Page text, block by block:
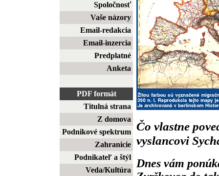
Spoločnosť
Vaše názory
Email-redakcia
Email-inzercia
Predplatné
Anketa
PDF formát
Titulná strana
Z domova
Podnikové spektrum
Zahranicie
Podnikateľ a štýl
Veda/Kultúra
Čo vlastne
vyslancovi
Dnes vám